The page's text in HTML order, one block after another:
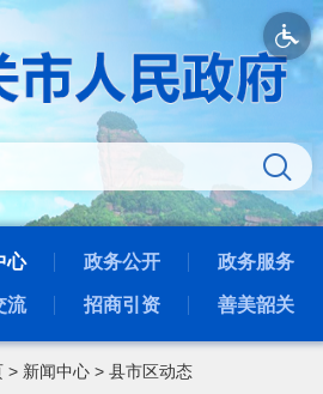
心 政务公开 政务服务
流 招商引资 善美韶关
> 新闻中心> 县市区动态